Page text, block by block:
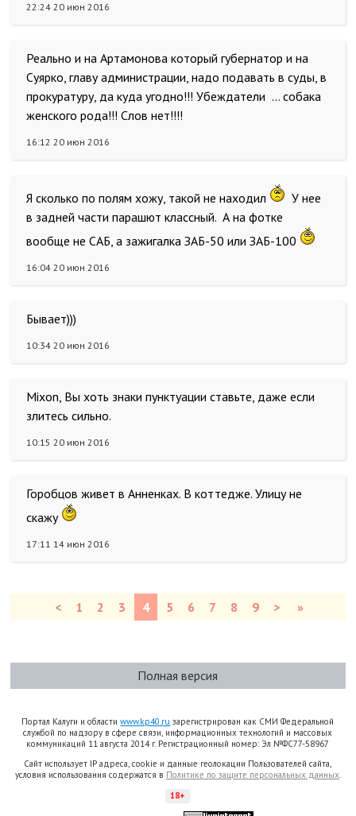
22:24 20 июн 2016
Реально и на Артамонова который губернатор и на
Суярко, главу администрации, надо подавать в суды, в
прокуратуру, да куда угодно!!! Убеждатели ... собака
женского рода!!! Слов нет!!!!
16:12 20 июн 2016
Я сколько по полям хожу, такой не находил
У нее
в задней части парашют классный. А на фотке
вообще не САБ, а зажигалка ЗАБ-50 или ЗАБ-100
16:04 20 июн 2016
Бывает)))
10:34 20 июн 2016
Mixon, Вы хоть знаки пунктуации ставьте, даже если
злитесь сильно.
10:15 20 июн 2016
Горобцов живет в Анненках. В коттедже. Улицу не
скажу
17:11 14 июн 2016
< 1 2 3 4 5 6 7 8 9 > »
Полная версия
Портал Калуги и областиwww.kp40.ru зарегистрирован как СМИ Федеральной
службой по надзору в сфере связи, информационных технологий и массовых
коммуникаций 11 августа 2014 г. Регистрационный номер: Эл №ФС77-58967
Сайт использует IP адреса, cookie и данные геолокации Пользователей сайта,
условия использования содержатся в Политике по защите персональных данных.
18+